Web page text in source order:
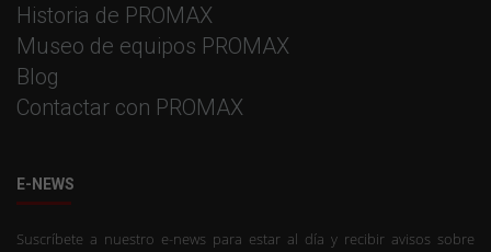
Historia de PROMAX
Museo de equipos PROMAX
Blog
Contactar con PROMAX
E-NEWS
Suscríbete a nuestro e-news para estar al día y recibir avisos sobre